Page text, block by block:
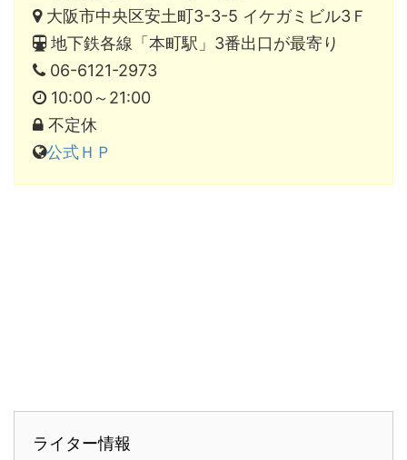
大阪市中央区安土町3-3-5 イケガミビル3Ｆ
地下鉄各線「本町駅」3番出口が最寄り
06-6121-2973
10:00～21:00
不定休
公式ＨＰ
ライター情報